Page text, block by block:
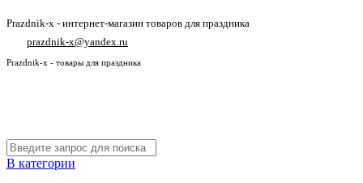
Prazdnik-x - интернет-магазин товаров для праздника
prazdnik-x@yandex.ru
Prazdnik-x - товары для праздника
В категории